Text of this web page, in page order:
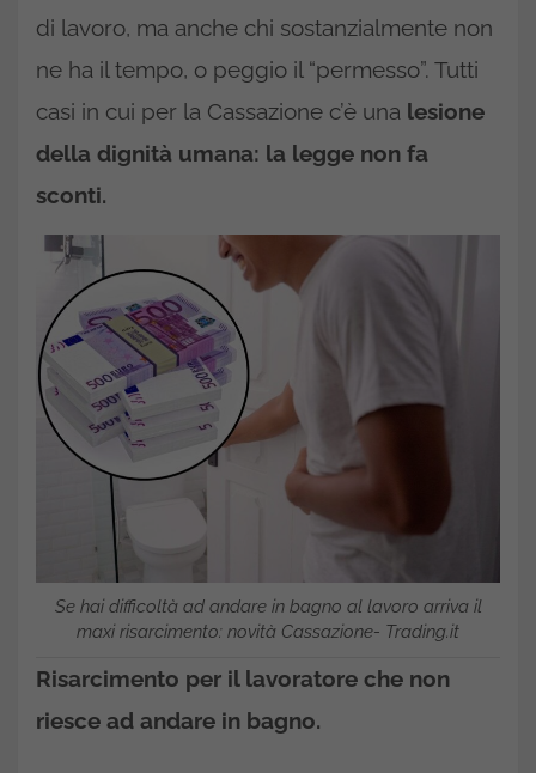
di lavoro, ma anche chi sostanzialmente non
ne ha il tempo, o peggio il “permesso”. Tutti
casi in cui per la Cassazione c’è una lesione
della dignità umana: la legge non fa
sconti.
Se hai difficoltà ad andare in bagno al lavoro arriva il
maxi risarcimento: novità Cassazione- Trading.it
Risarcimento per il lavoratore che non
riesce ad andare in bagno.